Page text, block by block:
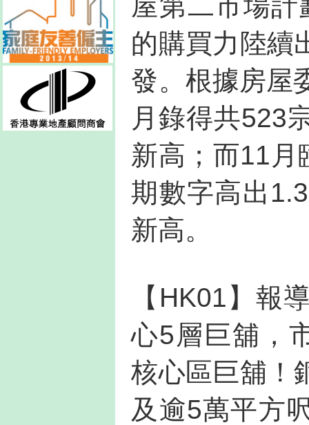
的購買力陸續
發。根據房屋
月錄得共523
新高；而11月
期數字高出
新高。
【HK01】報
心5層巨舖，
核心區巨舖！
及逾5萬平方